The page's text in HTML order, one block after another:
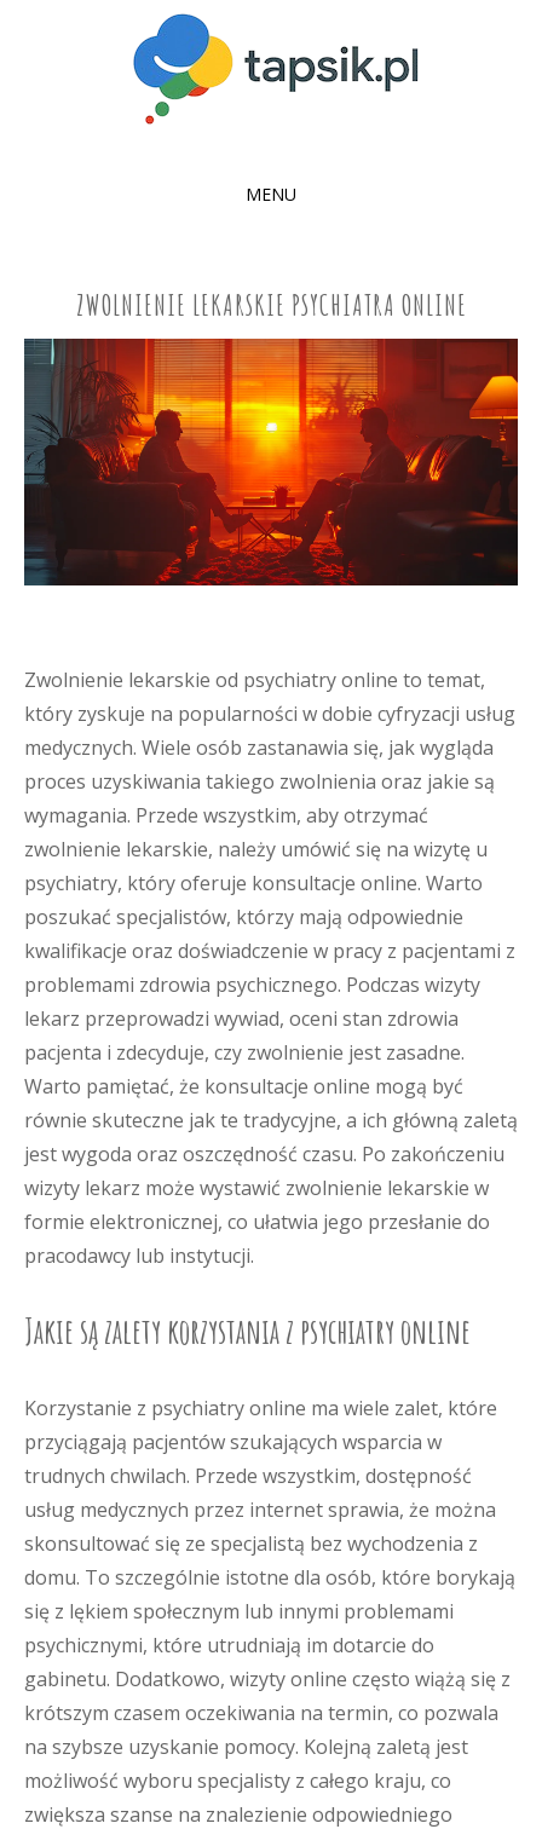
MENU
CONTENTZWOLNIENIE LEKARSKIE PSYCHIATRA ONLINE
Zwolnienie lekarskie od psychiatry online to temat,
który zyskuje na popularności w dobie cyfryzacji usług
medycznych. Wiele osób zastanawia się, jak wygląda
proces uzyskiwania takiego zwolnienia oraz jakie są
wymagania. Przede wszystkim, aby otrzymać
zwolnienie lekarskie, należy umówić się na wizytę u
psychiatry, który oferuje konsultacje online. Warto
poszukać specjalistów, którzy mają odpowiednie
kwalifikacje oraz doświadczenie w pracy z pacjentami z
problemami zdrowia psychicznego. Podczas wizyty
lekarz przeprowadzi wywiad, oceni stan zdrowia
pacjenta i zdecyduje, czy zwolnienie jest zasadne.
Warto pamiętać, że konsultacje online mogą być
równie skuteczne jak te tradycyjne, a ich główną zaletą
jest wygoda oraz oszczędność czasu. Po zakończeniu
wizyty lekarz może wystawić zwolnienie lekarskie w
formie elektronicznej, co ułatwia jego przesłanie do
pracodawcy lub instytucji.
Jakie są zalety korzystania z psychiatry online
Korzystanie z psychiatry online ma wiele zalet, które
przyciągają pacjentów szukających wsparcia w
trudnych chwilach. Przede wszystkim, dostępność
usług medycznych przez internet sprawia, że można
skonsultować się ze specjalistą bez wychodzenia z
domu. To szczególnie istotne dla osób, które borykają
się z lękiem społecznym lub innymi problemami
psychicznymi, które utrudniają im dotarcie do
gabinetu. Dodatkowo, wizyty online często wiążą się z
krótszym czasem oczekiwania na termin, co pozwala
na szybsze uzyskanie pomocy. Kolejną zaletą jest
możliwość wyboru specjalisty z całego kraju, co
zwiększa szanse na znalezienie odpowiedniego